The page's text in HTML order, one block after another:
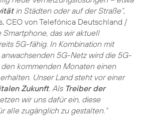
in Städten oder auf der Straße“,
CEO von Telefónica Deutschland /
Smartphone, das wir aktuell
5G-fähig. In Kombination mit
5G-Netz wird die 5G-
kommenden Monaten einen
Unser Land steht vor einer
Zukunft. Als Treiber der
wir uns dafür ein, diese
alle zugänglich zu gestalten.“